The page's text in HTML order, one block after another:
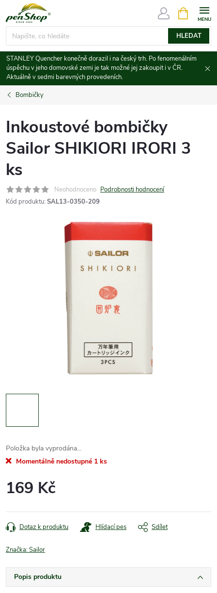
na
obsah
HLEDAT
NÁKUPNÍ
KOŠÍK
STANLEY Quencher konečně dorazil i na český trh. Po fenomenálním
úspěchu v jeho domovské zemi je tak možné jej zakoupit i v ČR.
Aktuálně v sedmi barevných provedeních.
Bombičky
Inkoustové bombičky
Sailor SHIKIORI IRORI 3
ks
Neohodnoceno Podrobnosti hodnocení
Kód produktu: SAL13-0350-209
Položka byla vyprodána…
Momentálně nedostupné 1 ks
169 Kč
cena:
Dotaz k produktu Hlídací pes Sdílet
Značka:Sailor
Popis produktu